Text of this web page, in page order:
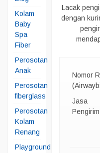
Lacak
dengan
Nomor
Jasa
Kolam
Baby
Spa
Fiber
Perosotan
Anak
Perosotan
fiberglass
Perosotan
Kolam
Renang
Playground